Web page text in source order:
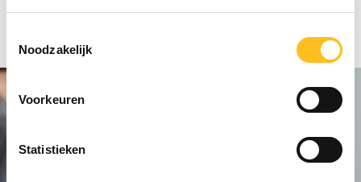
Noodzakelijk
Voorkeuren
Statistieken